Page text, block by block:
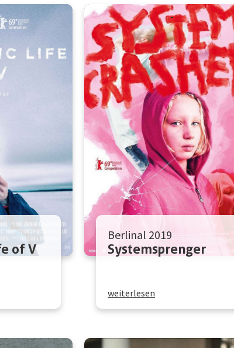
of V
Berlinal 2019
Systemsprenger
weiterlesen